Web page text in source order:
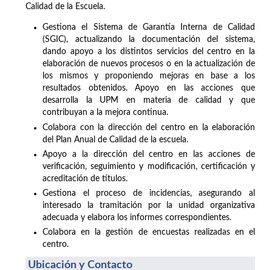
Calidad de la Escuela.
Gestiona el Sistema de Garantía Interna de Calidad
(SGIC), actualizando la documentación del sistema,
dando apoyo a los distintos servicios del centro en la
elaboración de nuevos procesos o en la actualización de
los mismos y proponiendo mejoras en base a los
resultados obtenidos. Apoyo en las acciones que
desarrolla la UPM en materia de calidad y que
contribuyan a la mejora continua.
Colabora con la dirección del centro en la elaboración
del Plan Anual de Calidad de la escuela.
Apoyo a la dirección del centro en las acciones de
verificación, seguimiento y modificación, certificación y
acreditación de títulos.
Gestiona el proceso de incidencias, asegurando al
interesado la tramitación por la unidad organizativa
adecuada y elabora los informes correspondientes.
Colabora en la gestión de encuestas realizadas en el
centro.
Ubicación y Contacto